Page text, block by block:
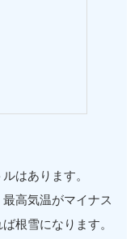
はあります。
高気温がマイナス
根雪になります。